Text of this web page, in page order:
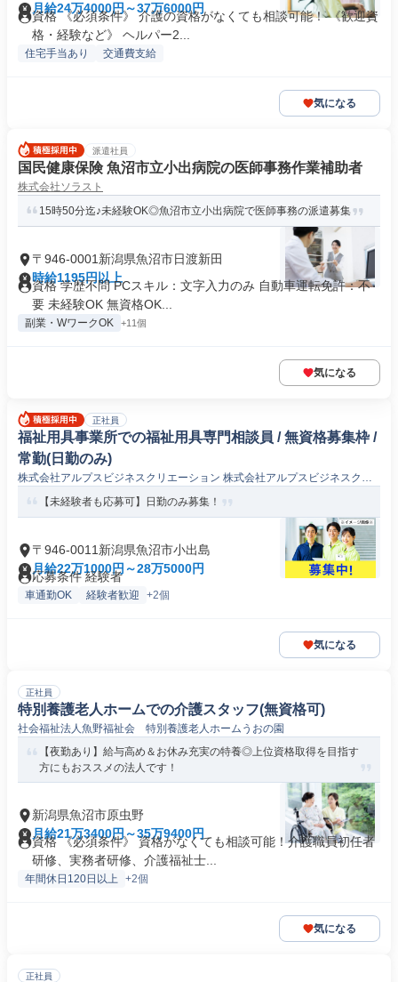
月給24万4000円～37万6000円
資格 《必須条件》 介護の資格がなくても相談可能！ 《歓迎資
格・経験など》 ヘルパー2...
住宅手当あり 交通費支給
気になる
派遣社員
国民健康保険 魚沼市立小出病院の医師事務作業補助者
株式会社ソラスト
15時50分迄♪未経験OK◎魚沼市立小出病院で医師事務の派遣募集
〒946-0001新潟県魚沼市日渡新田
時給1195円以上
資格 学歴不問 PCスキル：文字入力のみ 自動車運転免許：不
要 未経験OK 無資格OK...
副業・WワークOK +11個
気になる
正社員
福祉用具事業所での福祉用具専門相談員 / 無資格募集枠 /
常勤(日勤のみ)
株式会社アルプスビジネスクリエーション 株式会社アルプスビジネスクリ
エーション魚沼店
【未経験者も応募可】日勤のみ募集！
〒946-0011新潟県魚沼市小出島
月給22万1000円～28万5000円
応募条件 経験者
車通勤OK 経験者歓迎 +2個
気になる
正社員
特別養護老人ホームでの介護スタッフ(無資格可)
社会福祉法人魚野福祉会 特別養護老人ホームうおの園
【夜勤あり】給与高め＆お休み充実の特養◎上位資格取得を目指す
方にもおススメの法人です！
新潟県魚沼市原虫野
月給21万3400円～35万9400円
資格 《必須条件》 資格がなくても相談可能！介護職員初任者
研修、実務者研修、介護福祉士...
年間休日120日以上 +2個
気になる
正社員